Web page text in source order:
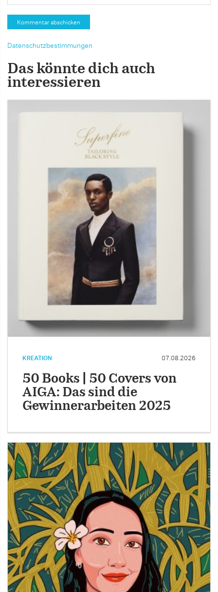
Datenschutzbestimmungen
Das könnte dich auch
interessieren
KREATION 07.08.2026
50 Books | 50 Covers von
AIGA: Das sind die
Gewinnerarbeiten 2025